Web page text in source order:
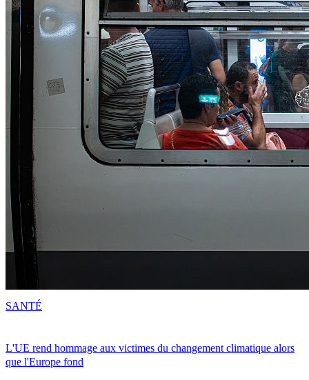
L'UE rend hommage aux victimes du changement climatique alors
que l'Europe fond
SANTÉ